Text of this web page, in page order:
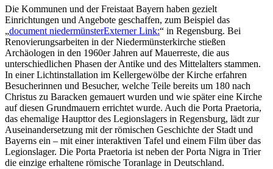
Die Kommunen und der Freistaat Bayern haben gezielt
Einrichtungen und Angebote geschaffen, zum Beispiel das
„document niedermünsterExterner Link:“ in Regensburg. Bei
Renovierungsarbeiten in der Niedermünsterkirche stießen
Archäologen in den 1960er Jahren auf Mauerreste, die aus
unterschiedlichen Phasen der Antike und des Mittelalters stammen.
In einer Lichtinstallation im Kellergewölbe der Kirche erfahren
Besucherinnen und Besucher, welche Teile bereits um 180 nach
Christus zu Baracken gemauert wurden und wie später eine Kirche
auf diesen Grundmauern errichtet wurde. Auch die Porta Praetoria,
das ehemalige Haupttor des Legionslagers in Regensburg, lädt zur
Auseinandersetzung mit der römischen Geschichte der Stadt und
Bayerns ein – mit einer interaktiven Tafel und einem Film über das
Legionslager. Die Porta Praetoria ist neben der Porta Nigra in Trier
die einzige erhaltene römische Toranlage in Deutschland.